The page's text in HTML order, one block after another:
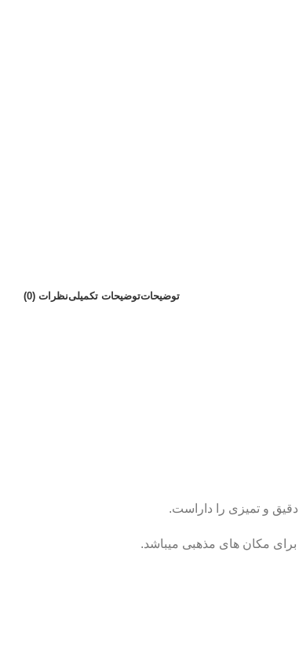
توضیحاتتوضیحات تکمیلینظرات (0)
مکان های مذهبی میباشد.